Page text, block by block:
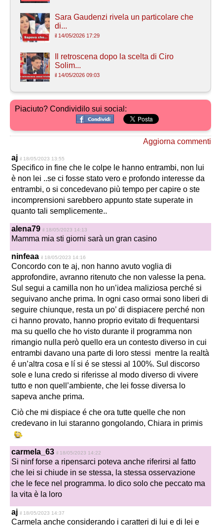
Sara Gaudenzi rivela un particolare che
di...
il 14/05/2026 17:29
Il retroscena dopo la scelta di Ciro
Solim...
il 14/05/2026 09:03
Piaciuto? Condividilo sui social:
Aggiorna commenti
aj il 18/05/2023 13:55
Specifico in fine che le colpe le hanno entrambi, non lui
è non lei ..se ci fosse stato vero e profondo interesse da
entrambi, o si concedevano più tempo per capire o ste
incomprensioni sarebbero appunto state superate in
quanto tali semplicemente..
alena79 il 18/05/2023 14:13
Mamma mia sti giorni sarà un gran casino
ninfeaa il 18/05/2023 14:16
Concordo con te aj, non hanno avuto voglia di
approfondire, avranno ritenuto che non valesse la pena.
Sul segui a camilla non ho un’idea maliziosa perché si
seguivano anche prima. In ogni caso ormai sono liberi di
seguire chiunque, resta un po’ di dispiacere perché non
ci hanno provato, hanno proprio evitato di frequentarsi
ma su quello che ho visto durante il programma non
rimangio nulla però quello era un contesto diverso in cui
entrambi davano una parte di loro stessi mentre la realtà
é un’altra cosa e lí si é se stessi al 100%. Sul discorso
sole e luna credo si riferisse al modo diverso di vivere
tutto e non quell’ambiente, che lei fosse diversa lo
sapeva anche prima.
Ciò che mi dispiace é che ora tutte quelle che non
credevano in lui staranno gongolando, Chiara in primis
carmela_63 il 18/05/2023 14:22
Si ninf forse a ripensarci poteva anche riferirsi al fatto
che lei si chiude in se stessa, la stessa osservazione
che le fece nel programma. Io dico solo che peccato ma
la vita è la loro
aj il 18/05/2023 14:37
Carmela anche considerando i caratteri di lui e di lei e